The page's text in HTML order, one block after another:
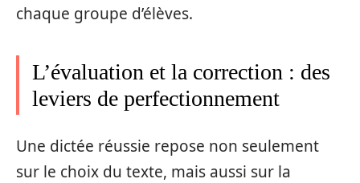
chaque groupe d’élèves.
L’évaluation et la correction : des
leviers de perfectionnement
Une dictée réussie repose non seulement
sur le choix du texte, mais aussi sur la